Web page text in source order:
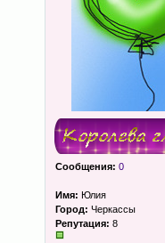
Сообщения: 0
Имя: Юлия
Город: Черкассы
Репутация: 8